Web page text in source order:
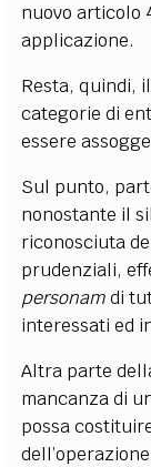
nuovo articolo
applicazione.
Resta, quindi,
categorie di
essere
Sul punto,
nonostante il
riconosciuta
prudenziali,
personamdi
interessati ed
Altra parte
mancanza di
possa